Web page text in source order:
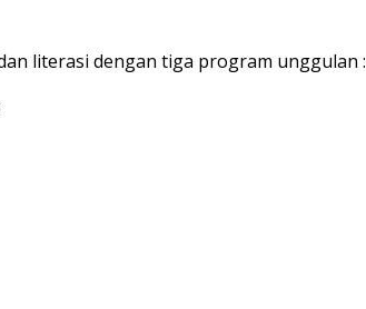
literasi dengan tiga program unggulan :